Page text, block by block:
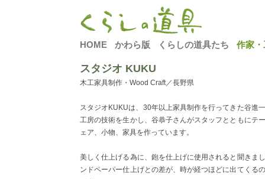
HOME かわら版 くらしの道具たち 作家
スタジオ KUKU
木工家具制作・Wood Craft／長野県
スタジオKUKUは、30年以上家具制作を行ってきた谷進
工房の技術を生かし、谷恭子さんがスタッフとともにテ
ェア、小物、家具を作っています。
美しく仕上げる為に、鉋を仕上げに使用されると聞きま
ンドペーパー仕上げとの差が、時が経つほどに出てくる